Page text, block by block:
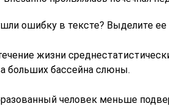
ошибку в тексте? Выделите
жизни
больших бассейна слюны.
человек меньше